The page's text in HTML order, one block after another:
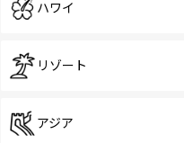
ハワイ
リゾート
アジア